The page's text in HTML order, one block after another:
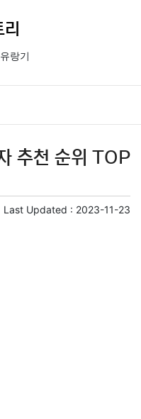
랑기
추천 순위 TOP
Last Updated : 2023-11-23